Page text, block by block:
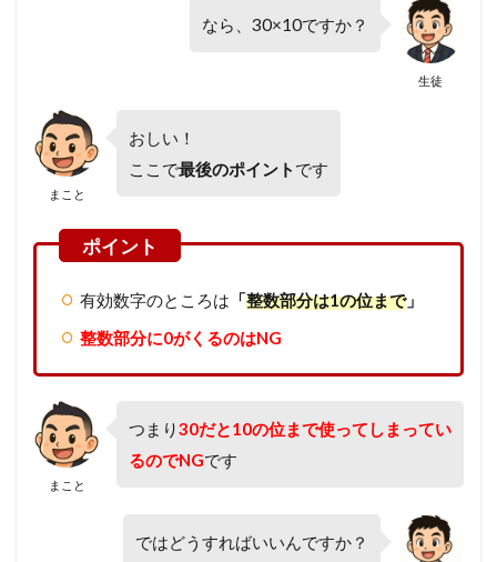
生徒
なら、30×10ですか？
まこと
おしい！
ここで最後のポイント です
有効数字のところは 「整数部分は1の位まで」
整数部分に0がくるのはNG
まこと
つまり30だと10の位まで使ってしまってい
るのでNGです
ではどうすればいいんですか？